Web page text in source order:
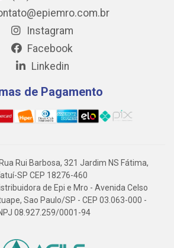
Instagram
Facebook
Linkedin
de Pagamento
Rui Barbosa, 321 Jardim NS Fátima,
SP CEP 18276-460
de Epi e Mro - Avenida Celso
Sao Paulo/SP - CEP 03.063-000 -
08.927.259/0001-94